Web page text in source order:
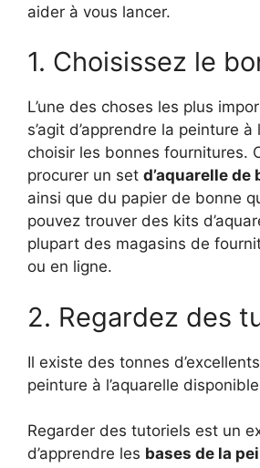
aider à vous lancer.
1. Choisissez le
L’une des choses les plus
s’agit d’apprendre la peinture à
choisir les bonnes fournitures.
procurer un set d’aquarelle de
ainsi que du papier de bonne
pouvez trouver des kits
plupart des magasins de
ou en ligne.
2. Regardez des
Il existe des tonnes
peinture à l’aquarelle
Regarder des tutoriels est un
d’apprendre les bases de la